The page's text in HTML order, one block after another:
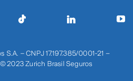
S.A. – CNPJ 17.197.385/0001-21 –
2023 Zurich Brasil Seguros